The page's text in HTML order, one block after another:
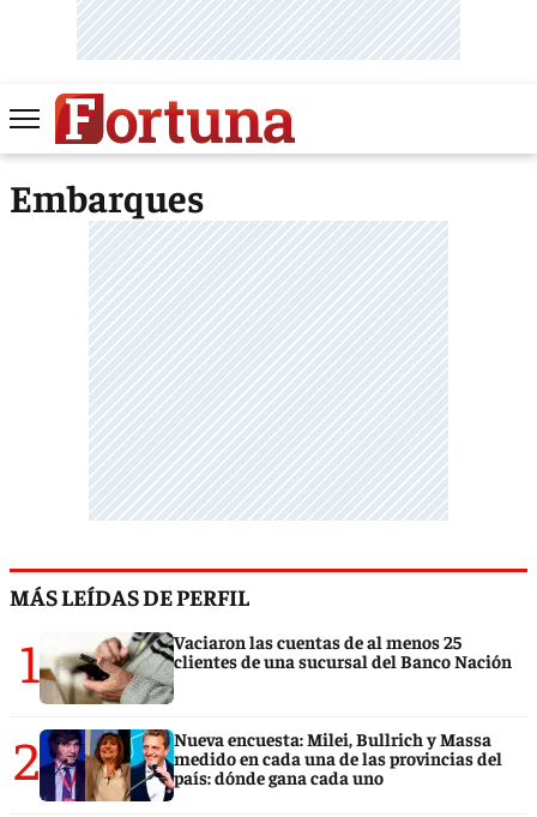
Embarques
MÁS LEÍDAS DE PERFIL
1
Vaciaron las cuentas de al menos 25
clientes de una sucursal del Banco Nación
2
Nueva encuesta: Milei, Bullrich y Massa
medido en cada una de las provincias del
país: dónde gana cada uno